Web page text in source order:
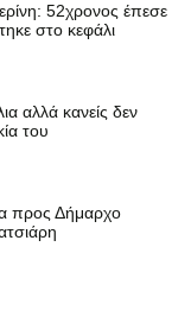
52χρονος έπεσε
στο κεφάλι
αλλά κανείς δεν
του
προς Δήμαρχο